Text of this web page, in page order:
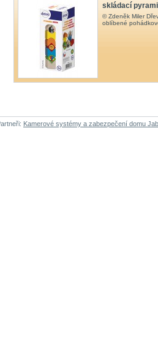
skládací
© Zdeněk Miler
oblíbené
Kamerové systémy a zabezpečení domu